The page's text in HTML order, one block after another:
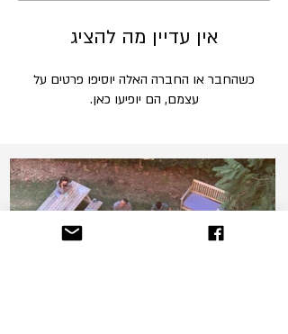
אין עדיין מה להציג
כשהחבר או החברה האלה יוסיפו פרטים על
עצמם, הם יופיעו כאן.